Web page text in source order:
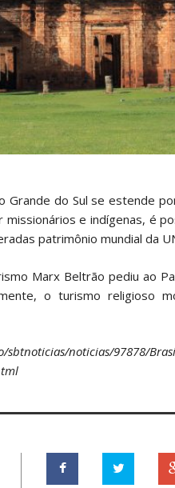
Grande do Sul se estende
e indígenas, é
patrimônio mundial da
Marx Beltrão pediu ao
o turismo religioso
noticias/97878/